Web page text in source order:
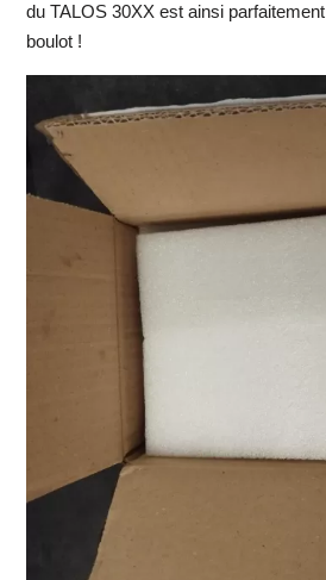
du TALOS 30XX est ainsi
boulot !